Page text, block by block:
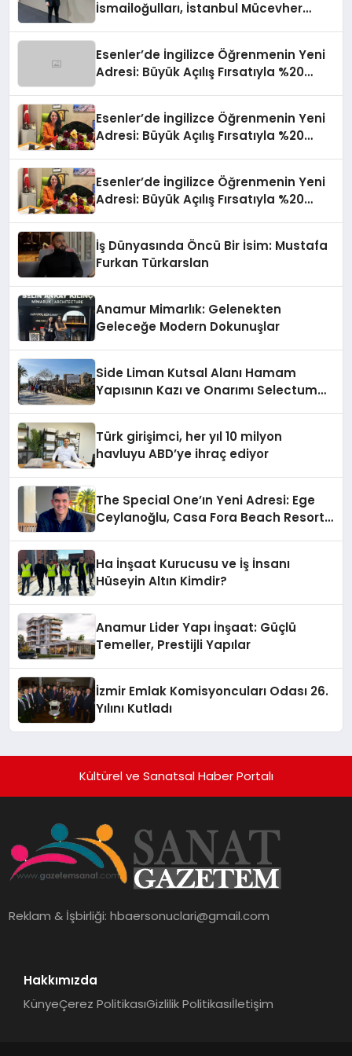
İsmailoğulları, İstanbul Mücevher
Esenler’de İngilizce Öğrenmenin Yeni
Adresi: Büyük Açılış Fırsatıyla %20
Esenler’de İngilizce Öğrenmenin Yeni
Adresi: Büyük Açılış Fırsatıyla %20
Esenler’de İngilizce Öğrenmenin Yeni
Adresi: Büyük Açılış Fırsatıyla %20
İş Dünyasında Öncü Bir İsim: Mustafa
Furkan Türkarslan
Anamur Mimarlık: Gelenekten
Geleceğe Modern Dokunuşlar
Side Liman Kutsal Alanı Hamam
Yapısının Kazı ve Onarımı Selectum
Türk girişimci, her yıl 10 milyon
havluyu ABD’ye ihraç ediyor
The Special One’ın Yeni Adresi: Ege
Ceylanoğlu, Casa Fora Beach Resort
Ha İnşaat Kurucusu ve İş İnsanı
Hüseyin Altın Kimdir?
Anamur Lider Yapı İnşaat: Güçlü
Temeller, Prestijli Yapılar
İzmir Emlak Komisyoncuları Odası 26.
Yılını Kutladı
Kültürel ve Sanatsal Haber Portalı
Reklam & İşbirliği:hbaersonuclari@gmail.com
Hakkımızda
KünyeÇerez PolitikasıGizlilik Politikasıİletişim